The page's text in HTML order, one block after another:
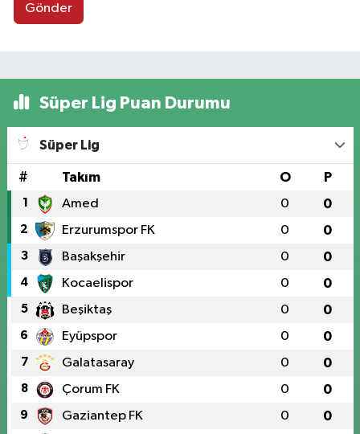
Gönder
Süper Lig Puan Durumu
Süper Lig
# Takım O P
1 Amed 0 0
2 Erzurumspor FK 0 0
3 Başakşehir 0 0
4 Kocaelispor 0 0
5 Beşiktaş 0 0
6 Eyüpspor 0 0
7 Galatasaray 0 0
8 Çorum FK 0 0
9 Gaziantep FK 0 0